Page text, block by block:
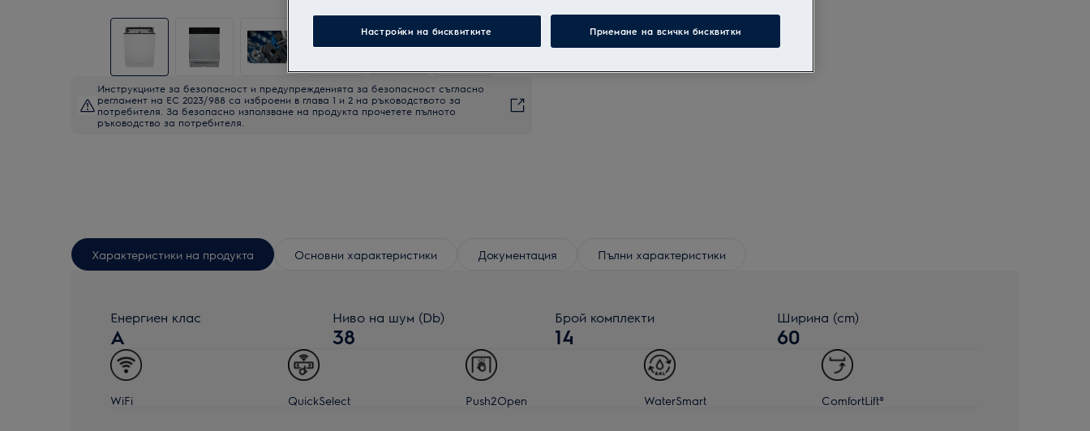
+8
Инструкциите за безопасност и предупрежденията за безопасност съгласно
регламент на ЕС 2023/988 са изброени в глава 1 и 2 на ръководството за
потребителя. За безопасно използване на продукта прочетете пълното
ръководство за потребителя.
Характеристики на продукта Основни характеристики Документация Пълни характеристики
Енергиен клас
A
Ниво на шум (Db)
38
Брой комплекти
14
Ширина (cm)
60
WiFi QuickSelect Push2Open WaterSmart ComfortLift®
Настройки на бисквитките Приемане на всички бисквитки